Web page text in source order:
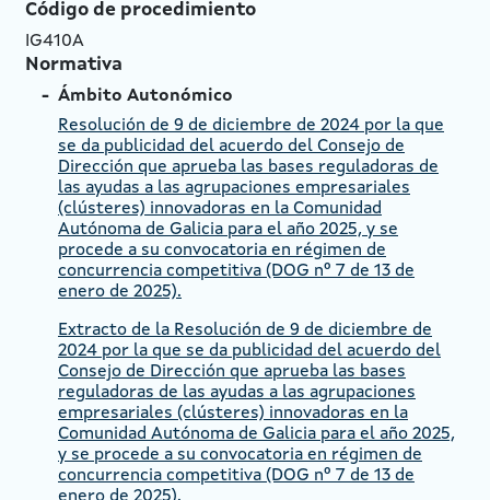
Código de procedimiento
IG410A
Normativa
Ámbito Autonómico
Resolución de 9 de diciembre de 2024 por la que
se da publicidad del acuerdo del Consejo de
Dirección que aprueba las bases reguladoras de
las ayudas a las agrupaciones empresariales
(clústeres) innovadoras en la Comunidad
Autónoma de Galicia para el año 2025, y se
procede a su convocatoria en régimen de
concurrencia competitiva (DOG nº 7 de 13 de
enero de 2025).
Extracto de la Resolución de 9 de diciembre de
2024 por la que se da publicidad del acuerdo del
Consejo de Dirección que aprueba las bases
reguladoras de las ayudas a las agrupaciones
empresariales (clústeres) innovadoras en la
Comunidad Autónoma de Galicia para el año 2025,
y se procede a su convocatoria en régimen de
concurrencia competitiva (DOG nº 7 de 13 de